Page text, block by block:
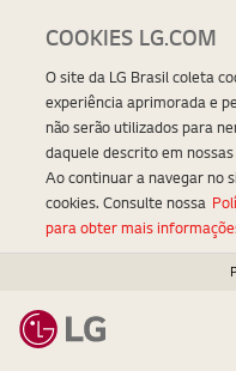
COOKIES LG.COM
O site da LG Brasil coleta
experiência aprimorada e
não serão utilizados para
daquele descrito em
Ao continuar a navegar no
cookies. Consulte nossa
para obter mais